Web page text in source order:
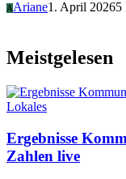
AAriane1. April 20265
Meistgelesen
Lokales
Ergebnisse
Zahlen live